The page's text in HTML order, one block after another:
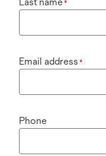
*
Email address *
Phone